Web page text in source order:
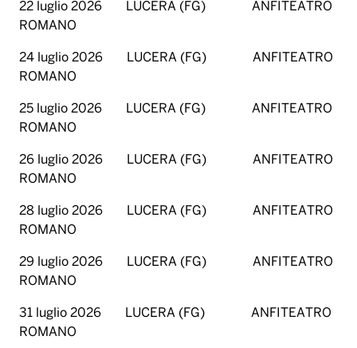
22 luglio 2026 LUCERA (FG) ANFITEATRO
ROMANO
24 luglio 2026 LUCERA (FG) ANFITEATRO
ROMANO
25 luglio 2026 LUCERA (FG) ANFITEATRO
ROMANO
26 luglio 2026 LUCERA (FG) ANFITEATRO
ROMANO
28 luglio 2026 LUCERA (FG) ANFITEATRO
ROMANO
29 luglio 2026 LUCERA (FG) ANFITEATRO
ROMANO
31 luglio 2026 LUCERA (FG) ANFITEATRO
ROMANO